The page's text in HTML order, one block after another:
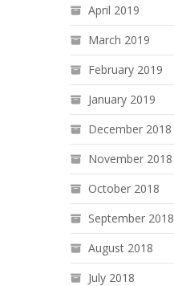
April 2019
March 2019
February 2019
January 2019
December 2018
November 2018
October 2018
September 2018
August 2018
July 2018